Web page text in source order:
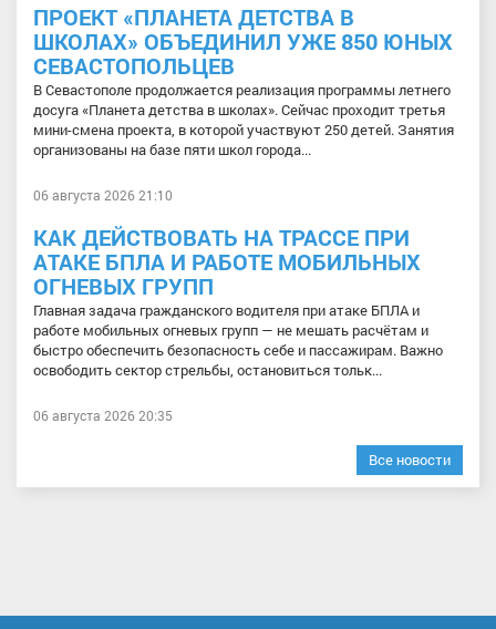
ПРОЕКТ «ПЛАНЕТА ДЕТСТВА В
ШКОЛАХ» ОБЪЕДИНИЛ УЖЕ 850 ЮНЫХ
СЕВАСТОПОЛЬЦЕВ
В Севастополе продолжается реализация программы летнего
досуга «Планета детства в школах». Сейчас проходит третья
мини-смена проекта, в которой участвуют 250 детей. Занятия
организованы на базе пяти школ города...
06 августа 2026 21:10
КАК ДЕЙСТВОВАТЬ НА ТРАССЕ ПРИ
АТАКЕ БПЛА И РАБОТЕ МОБИЛЬНЫХ
ОГНЕВЫХ ГРУПП
Главная задача гражданского водителя при атаке БПЛА и
работе мобильных огневых групп — не мешать расчётам и
быстро обеспечить безопасность себе и пассажирам. Важно
освободить сектор стрельбы, остановиться тольк...
06 августа 2026 20:35
Все новости